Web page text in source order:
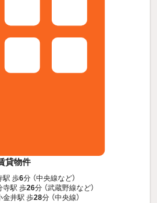
貸物件
駅 歩6分 （中央線など）
寺駅 歩26分 （武蔵野線など）
金井駅 歩28分 （中央線）